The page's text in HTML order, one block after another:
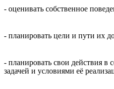
- оценивать собственное
- планировать цели и пути их
- планировать свои действия в
задачей и условиями её